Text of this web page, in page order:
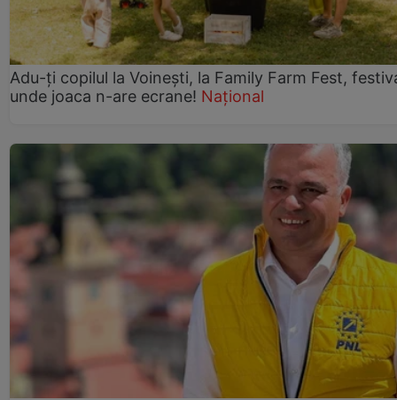
Adu-ți copilul la Voinești, la Family Farm Fest,
unde joaca n-are ecrane! Național